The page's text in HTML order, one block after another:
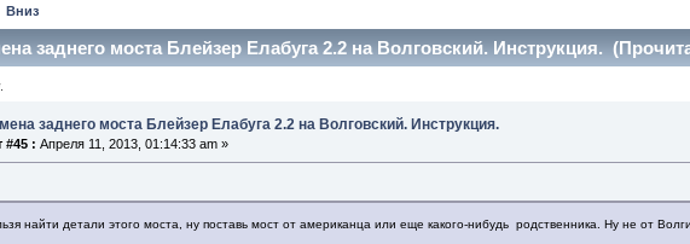
Вниз
заднего моста Блейзер Елабуга 2.2 на Волговский. Инструкция.
заднего моста Блейзер Елабуга 2.2 на Волговский. Инструкция.
#45 : Апреля 11, 2013, 01:14:33 am »
найти детали этого моста, ну поставь мост от американца или еще какого-нибудь родственника. Ну не от